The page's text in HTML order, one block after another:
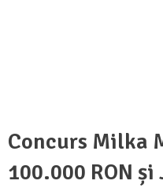
Concurs Milka
100.000 RON